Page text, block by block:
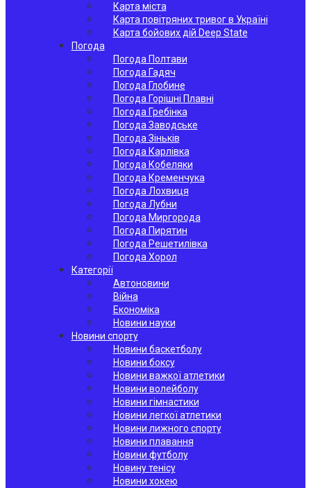
Карта міста
Карта повітряних тривог в Україні
Карта бойових дій Deep State
Погода
Погода Полтави
Погода Гадяч
Погода Глобине
Погода Горішні Плавні
Погода Гребінка
Погода Заводське
Погода Зіньків
Погода Карлівка
Погода Кобеляки
Погода Кременчука
Погода Лохвиця
Погода Лубни
Погода Миргорода
Погода Пирятин
Погода Решетилівка
Погода Хорол
Категорії
Автоновини
Війна
Економіка
Новини науки
Новини спорту
Новини баскетболу
Новини боксу
Новини важкої атлетики
Новини волейболу
Новини гімнастики
Новини легкої атлетики
Новини лижного спорту
Новини плавання
Новини футболу
Новину тенісу
Новини хокею